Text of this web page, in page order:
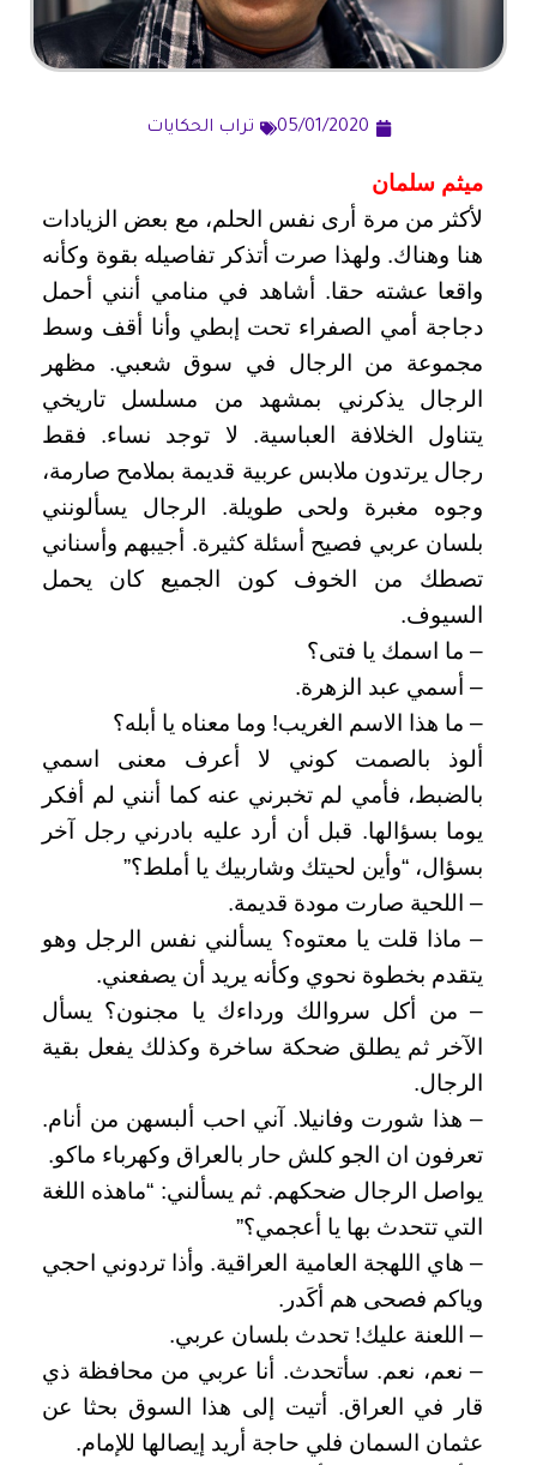
05/01/2020 تراب الحكايات
ميثم سلمان
لأكثر من مرة أرى نفس الحلم، مع بعض الزيادات
هنا وهناك. ولهذا صرت أتذكر تفاصيله بقوة وكأنه
واقعا عشته حقا. أشاهد في منامي أنني أحمل
دجاجة أمي الصفراء تحت إبطي وأنا أقف وسط
مجموعة من الرجال في سوق شعبي. مظهر
الرجال يذكرني بمشهد من مسلسل تاريخي
يتناول الخلافة العباسية. لا توجد نساء. فقط
رجال يرتدون ملابس عربية قديمة بملامح صارمة،
وجوه مغبرة ولحى طويلة. الرجال يسألونني
بلسان عربي فصيح أسئلة كثيرة. أجيبهم وأسناني
تصطك من الخوف كون الجميع كان يحمل
السيوف.
– ما اسمك يا فتى؟
– أسمي عبد الزهرة.
– ما هذا الاسم الغريب! وما معناه يا أبله؟
ألوذ بالصمت كوني لا أعرف معنى اسمي
بالضبط، فأمي لم تخبرني عنه كما أنني لم أفكر
يوما بسؤالها. قبل أن أرد عليه بادرني رجل آخر
بسؤال، “وأين لحيتك وشاربيك يا أملط؟”
– اللحية صارت مودة قديمة.
– ماذا قلت يا معتوه؟ يسألني نفس الرجل وهو
يتقدم بخطوة نحوي وكأنه يريد أن يصفعني.
– من أكل سروالك ورداءك يا مجنون؟ يسأل
الآخر ثم يطلق ضحكة ساخرة وكذلك يفعل بقية
الرجال.
– هذا شورت وفانيلا. آني احب ألبسهن من أنام.
تعرفون ان الجو كلش حار بالعراق وكهرباء ماكو.
يواصل الرجال ضحكهم. ثم يسألني: “ماهذه اللغة
التي تتحدث بها يا أعجمي؟”
– هاي اللهجة العامية العراقية. وأذا تردوني احجي
وياكم فصحى هم أكَدر.
– اللعنة عليك! تحدث بلسان عربي.
– نعم، نعم. سأتحدث. أنا عربي من محافظة ذي
قار في العراق. أتيت إلى هذا السوق بحثا عن
عثمان السمان فلي حاجة أريد إيصالها للإمام.